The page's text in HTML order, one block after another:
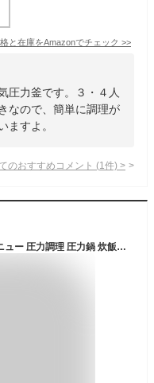
と在庫をAmazonでチェック >>
圧力釜です。３・４人
なので、簡単に調理が
ますよ。
のおすすめコメント (1 件) >
電気圧力鍋 3L アイリスオーヤマ 自動メニュー 圧力調理 圧力鍋 炊飯器 炊飯 3合 予約調理 保温 簡単 蒸し野菜 低温調理 無水調理 発酵 ホワイト ダークグレー PMPC-REMA3 KPC-REMA3